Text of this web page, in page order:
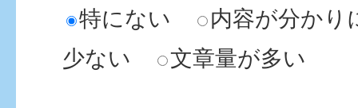
特にない
内容が分かり
少ない
文章量が多い